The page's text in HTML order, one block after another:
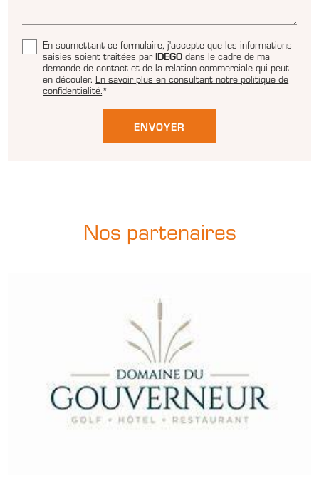
En soumettant ce formulaire, j'accepte que les informations
saisies soient traitées parIDEGO dans le cadre de ma
demande de contact et de la relation commerciale qui peut
en découler.En savoir plus en consultant notre politique de
confidentialité.*
Nos partenaires